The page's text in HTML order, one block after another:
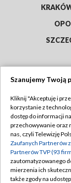
Abonament
Emisja w TVP
Centrum
Naziemna
Szanujemy Twoją
Kliknij "Akceptuję i
korzystanie z
dostęp do informacji
przechowywanie oraz
nas, czyli Telewizję
Zaufanych Partnerów
Partnerów TVP (93
zautomatyzowanego
mierzenia ich
także zgody na